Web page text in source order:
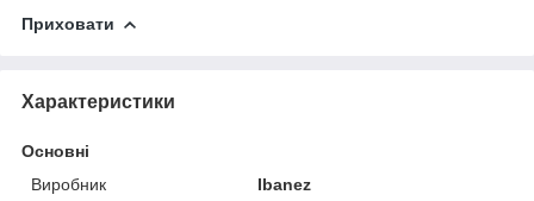
Приховати
Характеристики
Основні
Виробник
Ibanez